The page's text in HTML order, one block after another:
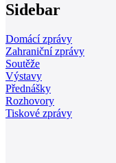
Sidebar
Domácí zprávy
Zahraniční zprávy
Soutěže
Výstavy
Přednášky
Rozhovory
Tiskové zprávy